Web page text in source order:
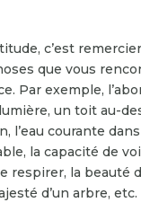
c’est
que vous
Par exemple,
un toit au-
l’eau courante
la capacité de
respirer, la beauté
d’un arbre, etc.